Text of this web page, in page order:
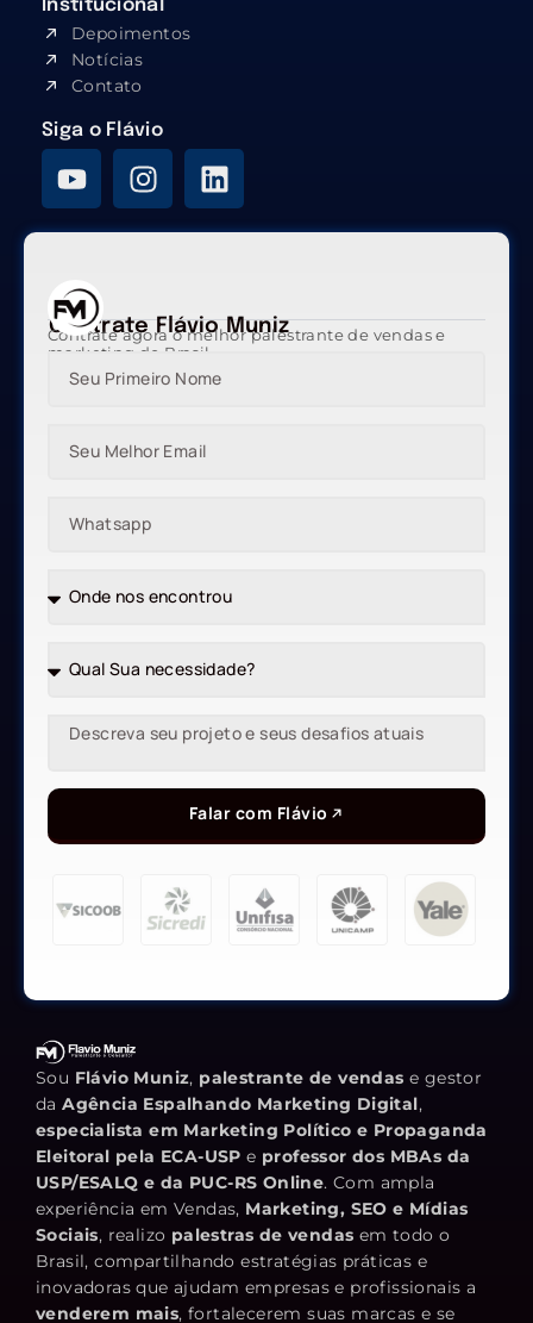
Institucional
Depoimentos
Notícias
Contato
Siga o Flávio
Contrate Flávio Muniz
Contrate agora o melhor palestrante de vendas e
marketing do Brasil
Falar com Flávio
Sou Flávio Muniz, palestrante de vendas e gestor
daAgência Espalhando Marketing Digital,
especialista em Marketing Político e Propaganda
Eleitoral pela ECA-USP e professor dos MBAs da
USP/ESALQ e da PUC-RS Online. Com ampla
experiência em Vendas, Marketing, SEO e Mídias
Sociais, realizo palestras de vendas em todo o
Brasil, compartilhando estratégias práticas e
inovadoras que ajudam empresas e profissionais a
venderem mais, fortalecerem suas marcas e se